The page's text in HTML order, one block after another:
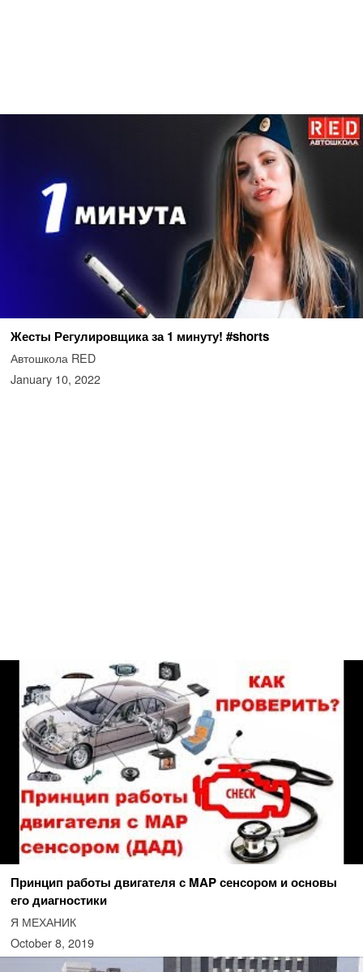
Жесты Регулировщика за 1 минуту! #shorts
Автошкола RED
January 10, 2022
Принцип работы двигателя с MAP сенсором и основы
его диагностики
Я МЕХАНИК
October 8, 2019